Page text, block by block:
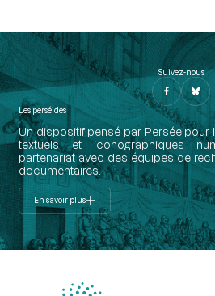
Suivez-nous
Les perséides
Un dispositif pensé par Persée
textuels et iconographiques
partenariat avec des équipes de
documentaires.
En savoir plus